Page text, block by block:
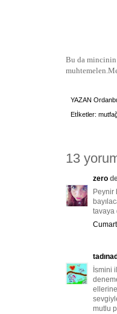
Bu da mincinin
YAZAN
Etİketler:
13
zero
Peynir
tavaya
İsmini
mutlu